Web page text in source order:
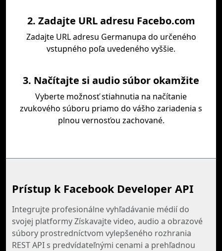
2. Zadajte URL adresu Facebo.com
Zadajte URL adresu Germanupa do určeného
vstupného poľa uvedeného vyššie.
3. Načítajte si audio súbor okamžite
Vyberte možnosť stiahnutia na načítanie
zvukového súboru priamo do vášho zariadenia s
plnou vernosťou zachované.
Prístup k Facebook Developer API
Integrujte profesionálne vyhľadávanie médií do
svojej platformy Získavajte video, audio a obrazové
súbory prostredníctvom vylepšeného rozhrania
REST API s predvídateľnými cenami a prehľadnou